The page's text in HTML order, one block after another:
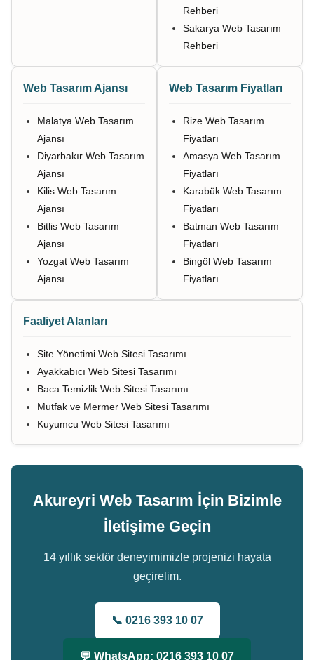
Rehberi
Sakarya Web Tasarım
Rehberi
Web Tasarım Ajansı
Malatya Web Tasarım
Ajansı
Diyarbakır Web Tasarım
Ajansı
Kilis Web Tasarım
Ajansı
Bitlis Web Tasarım
Ajansı
Yozgat Web Tasarım
Ajansı
Web Tasarım Fiyatları
Rize Web Tasarım
Fiyatları
Amasya Web Tasarım
Fiyatları
Karabük Web Tasarım
Fiyatları
Batman Web Tasarım
Fiyatları
Bingöl Web Tasarım
Fiyatları
Faaliyet Alanları
Site Yönetimi Web Sitesi Tasarımı
Ayakkabıcı Web Sitesi Tasarımı
Baca Temizlik Web Sitesi Tasarımı
Mutfak ve Mermer Web Sitesi Tasarımı
Kuyumcu Web Sitesi Tasarımı
Akureyri Web Tasarım İçin Bizimle
İletişime Geçin
14 yıllık sektör deneyimimizle projenizi hayata
geçirelim.
📞 0216 393 10 07
💬 WhatsApp: 0216 393 10 07